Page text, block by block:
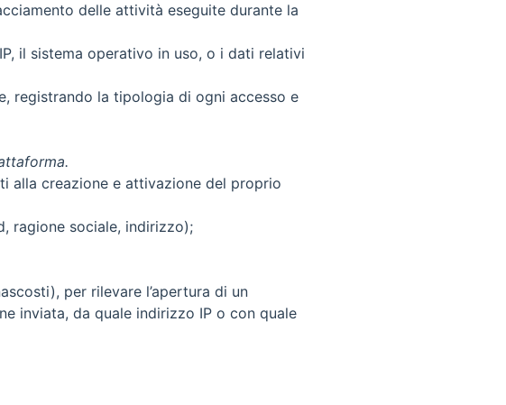
delle attività eseguite durante la
il sistema operativo in uso, o i dati relativi
registrando la tipologia di ogni accesso e
alla creazione e attivazione del proprio
ragione sociale, indirizzo);
per rilevare l’apertura di un
inviata, da quale indirizzo IP o con quale